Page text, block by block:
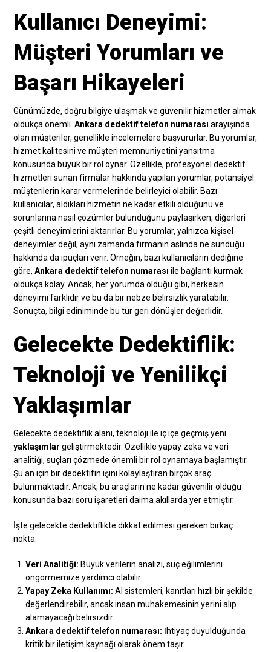
Kullanıcı Deneyimi:
Müşteri Yorumları ve
Başarı Hikayeleri
Günümüzde, doğru bilgiye ulaşmak ve güvenilir hizmetler almak
oldukça önemli.Ankara dedektif telefon numarası arayışında
olan müşteriler, genellikle incelemelere başvururlar. Bu yorumlar,
hizmet kalitesini ve müşteri memnuniyetini yansıtma
konusunda büyük bir rol oynar. Özellikle, profesyonel dedektif
hizmetleri sunan firmalar hakkında yapılan yorumlar, potansiyel
müşterilerin karar vermelerinde belirleyici olabilir. Bazı
kullanıcılar, aldıkları hizmetin ne kadar etkili olduğunu ve
sorunlarına nasıl çözümler bulunduğunu paylaşırken, diğerleri
çeşitli deneyimlerini aktarırlar. Bu yorumlar, yalnızca kişisel
deneyimler değil, aynı zamanda firmanın aslında ne sunduğu
hakkında da ipuçları verir. Örneğin, bazı kullanıcıların dediğine
göre,Ankara dedektif telefon numarası ile bağlantı kurmak
oldukça kolay. Ancak, her yorumda olduğu gibi, herkesin
deneyimi farklıdır ve bu da bir nebze belirsizlik yaratabilir.
Sonuçta, bilgi ediniminde bu tür geri dönüşler değerlidir.
Gelecekte Dedektiflik:
Teknoloji ve Yenilikçi
Yaklaşımlar
Gelecekte dedektiflik alanı, teknoloji ile iç içe geçmiş yeni
yaklaşımlar geliştirmektedir. Özellikle yapay zeka ve veri
analitiği, suçları çözmede önemli bir rol oynamaya başlamıştır.
Şu an için bir dedektifin işini kolaylaştıran birçok araç
bulunmaktadır. Ancak, bu araçların ne kadar güvenilir olduğu
konusunda bazı soru işaretleri daima akıllarda yer etmiştir.
İşte gelecekte dedektiflikte dikkat edilmesi gereken birkaç
nokta:
Veri Analitiği: Büyük verilerin analizi, suç eğilimlerini
öngörmemize yardımcı olabilir.
Yapay Zeka Kullanımı: AI sistemleri, kanıtları hızlı bir şekilde
değerlendirebilir, ancak insan muhakemesinin yerini alıp
alamayacağı belirsizdir.
Ankara dedektif telefon numarası: İhtiyaç duyulduğunda
kritik bir iletişim kaynağı olarak önem taşır.